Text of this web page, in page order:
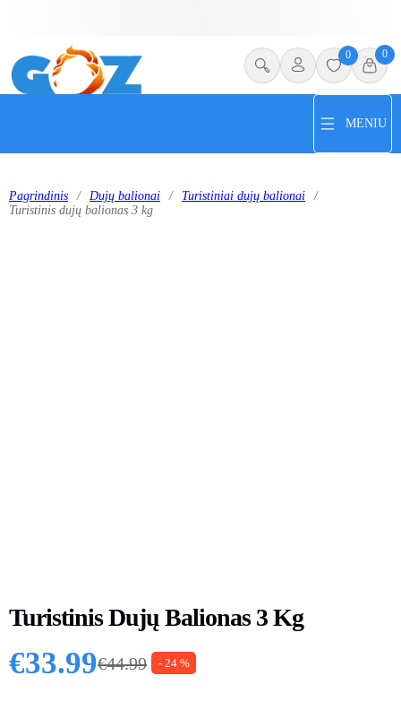
0 0
MENIU
Pagrindinis / Dujų balionai / Turistiniai dujų balionai
/
Turistinis dujų balionas 3 kg
Turistinis Dujų Balionas 3 Kg
€44.99
Original price was: €44.99.
€33.99
Current price is: €33.99.
- 24 %